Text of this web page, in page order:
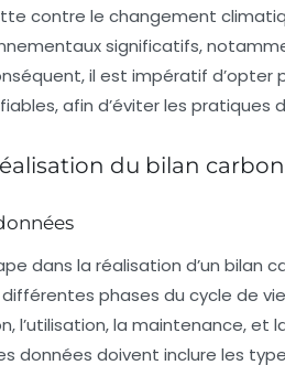
contre le changement
significatifs,
il est impératif
afin d’éviter les pratiques
du bilan
dans la réalisation d’un bilan
phases du cycle de
l’utilisation, la maintenance, et
données doivent inclure les